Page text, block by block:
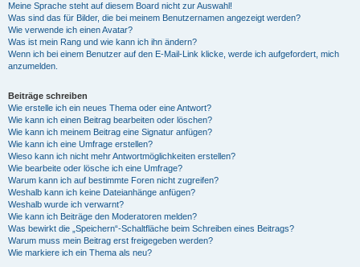
Meine Sprache steht auf diesem Board nicht zur Auswahl!
Was sind das für Bilder, die bei meinem Benutzernamen angezeigt werden?
Wie verwende ich einen Avatar?
Was ist mein Rang und wie kann ich ihn ändern?
Wenn ich bei einem Benutzer auf den E-Mail-Link klicke, werde ich aufgefordert, mich
anzumelden.
Beiträge schreiben
Wie erstelle ich ein neues Thema oder eine Antwort?
Wie kann ich einen Beitrag bearbeiten oder löschen?
Wie kann ich meinem Beitrag eine Signatur anfügen?
Wie kann ich eine Umfrage erstellen?
Wieso kann ich nicht mehr Antwortmöglichkeiten erstellen?
Wie bearbeite oder lösche ich eine Umfrage?
Warum kann ich auf bestimmte Foren nicht zugreifen?
Weshalb kann ich keine Dateianhänge anfügen?
Weshalb wurde ich verwarnt?
Wie kann ich Beiträge den Moderatoren melden?
Was bewirkt die „Speichern“-Schaltfläche beim Schreiben eines Beitrags?
Warum muss mein Beitrag erst freigegeben werden?
Wie markiere ich ein Thema als neu?